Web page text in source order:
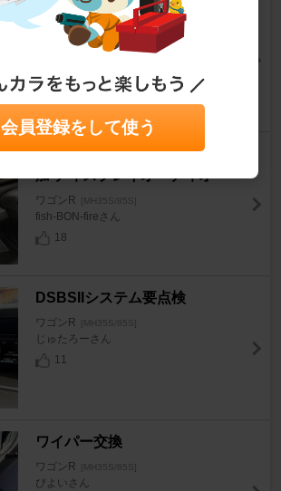
オートライトセンサーカバー交
換
越後のおや爺さん
31
ワゴンR MH85S 〜電装品の追
加 ディスプレイオーディオ〜
ワゴンR [MH35S/85S]
fish-BON-fireさん
18
DSBSIIシステム要点検
ワゴンR [MH35S/85S]
じゅたろーさん
11
ワイパー交換
ワゴンR [MH35S/85S]
ぴよいさん
会員登録をして使う